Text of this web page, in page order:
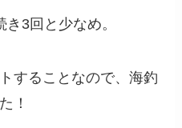
3回と少なめ。
することなので、海釣
！